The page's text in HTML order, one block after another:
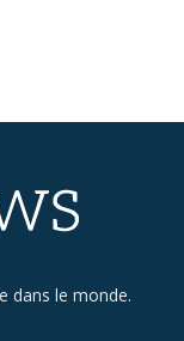
dans le monde.